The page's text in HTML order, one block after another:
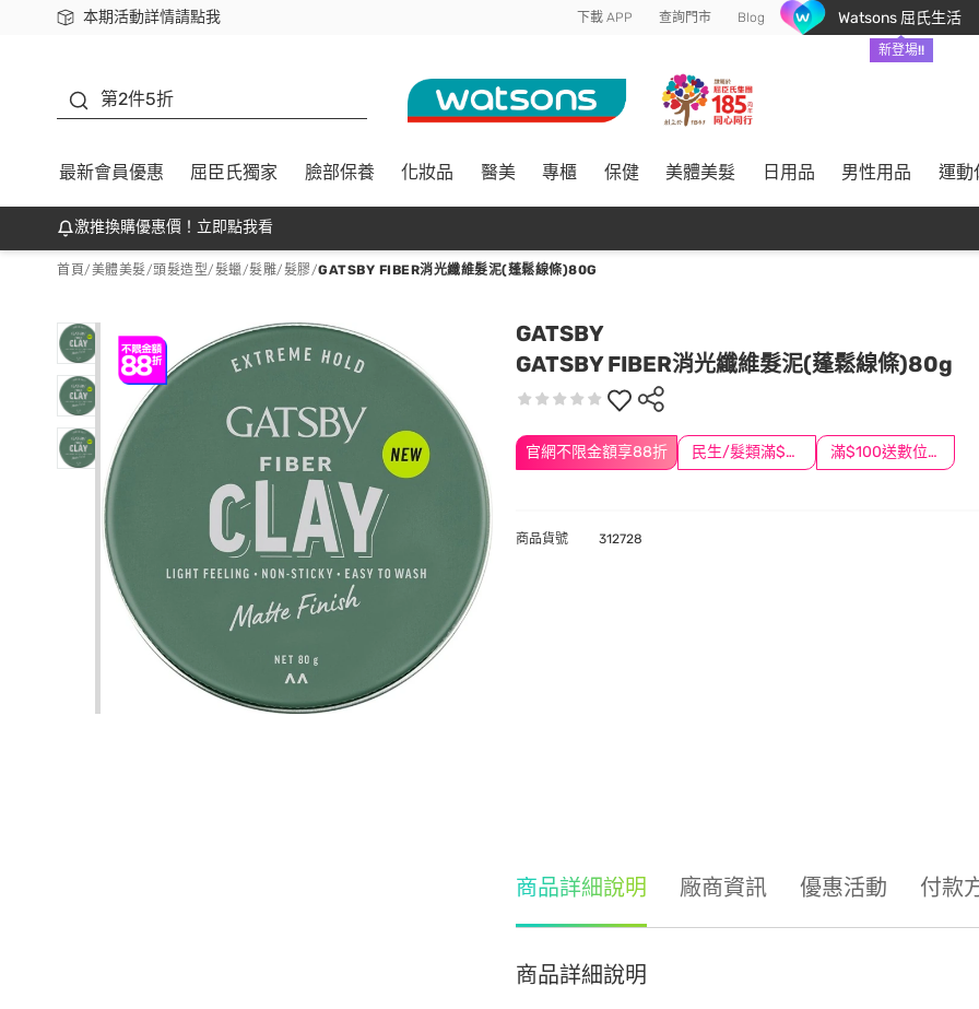
本期活動詳情請點我
下載app最高回饋$350 下載 APP 查詢門市 Blog Watsons 屈氏生活
新登場!!
第2件5折
最新會員優惠 屈臣氏獨家 臉部保養 化妝品 醫美 專櫃 保健 美體美髮 日用品 男性用品 運動
激推換購優惠價！立即點我看
首頁/美體美髮/頭髮造型/髮蠟/髮雕/髮膠/GATSBY FIBER消光纖維髮泥(蓬鬆線條)80G
GATSBY
GATSBY FIBER消光纖維髮泥(蓬鬆線條)80g
官網不限金額享88折 民生/髮類滿$388送舒潔冰巾 滿$100送數位印花
商品貨號 312728
商品詳細說明 廠商資訊 優惠活動 付款
商品詳細說明